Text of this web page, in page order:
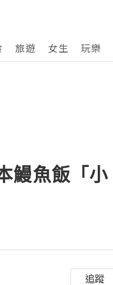
旅遊 女生 玩樂
鰻魚飯「小
追蹤